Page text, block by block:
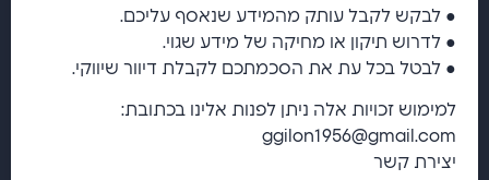
● לבקש לקבל עותק מהמידע שנאסף עליכם.
● לדרוש תיקון או מחיקה של מידע שגוי.
● לבטל בכל עת את הסכמתכם לקבלת דיוור שיווקי.
למימוש זכויות אלה ניתן לפנות אלינו בכתובת:
ggilon1956@gmail.com
יצירת קשר